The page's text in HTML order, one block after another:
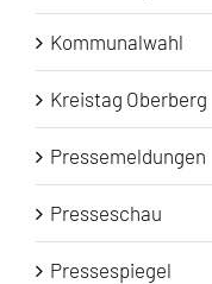
Kommunalwahl
Kreistag Oberberg
Pressemeldungen
Presseschau
Pressespiegel